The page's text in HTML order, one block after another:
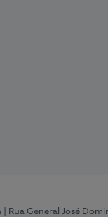
| Rua General José